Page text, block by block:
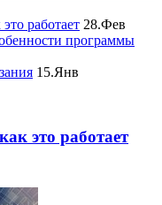
работает 28.Фев
программы
15.Янв
это работает